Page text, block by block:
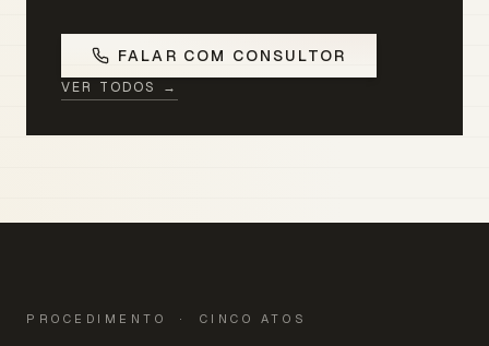
FALAR COM CONSULTOR
VER TODOS →
PROCEDIMENTO · CINCO ATOS